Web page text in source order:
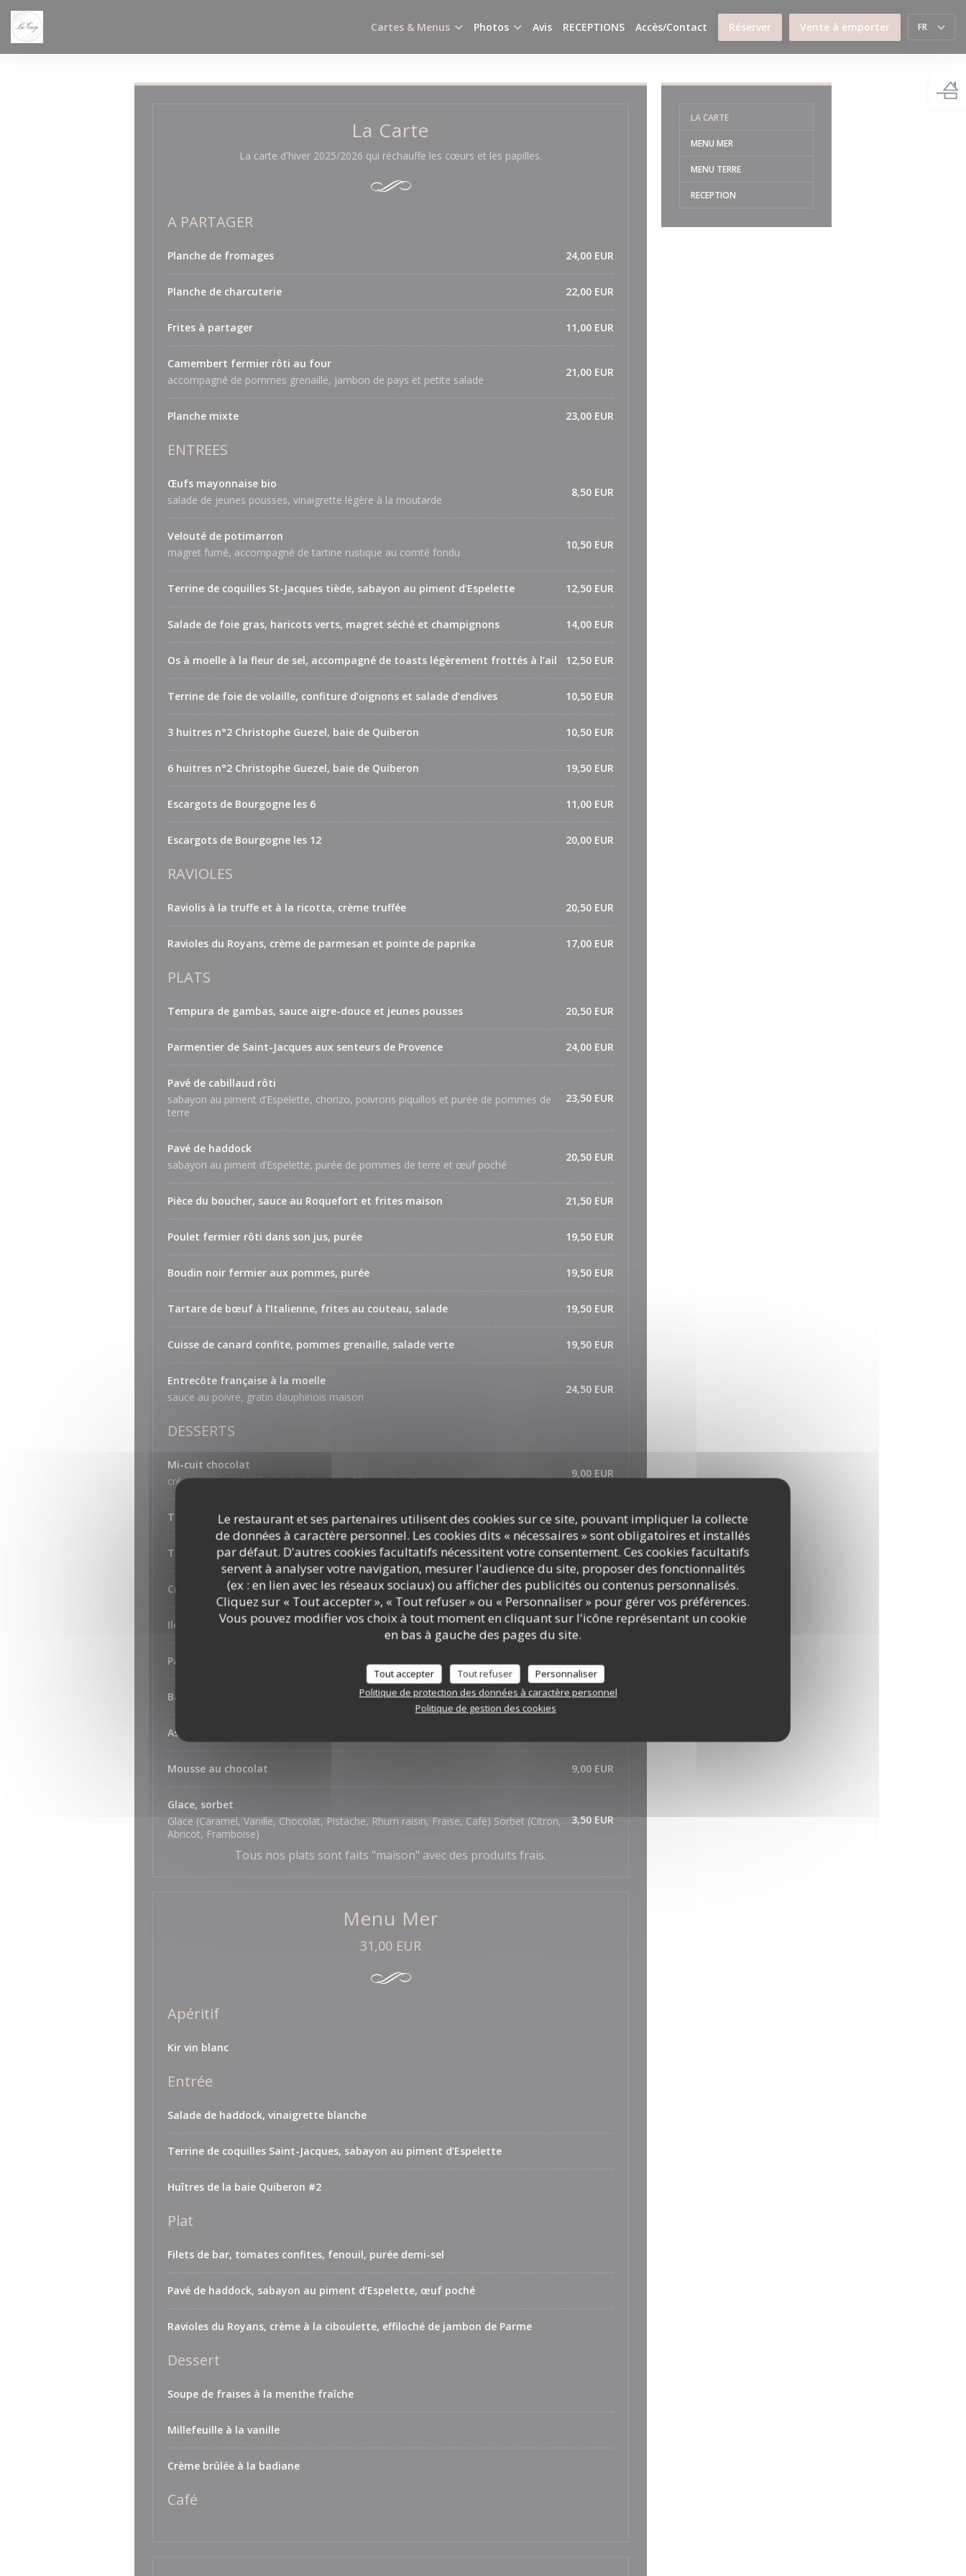
Personnalisation de vos choix en matière de cookies
Le restaurant et ses partenaires utilisent des cookies sur ce site, pouvant impliquer la collecte
de données à caractère personnel. Les cookies dits « nécessaires » sont obligatoires et installés
par défaut. D'autres cookies facultatifs nécessitent votre consentement. Ces cookies facultatifs
servent à analyser votre navigation, mesurer l'audience du site, proposer des fonctionnalités
(ex : en lien avec les réseaux sociaux) ou afficher des publicités ou contenus personnalisés.
Cliquez sur « Tout accepter », « Tout refuser » ou « Personnaliser » pour gérer vos préférences.
Vous pouvez modifier vos choix à tout moment en cliquant sur l'icône représentant un cookie
en bas à gauche des pages du site.
Tout accepter Tout refuser
Personnaliser
Politique de protection des données à caractère personnel
Politique de gestion des cookies
Cartes & Menus Photos Avis RECEPTIONS Accès/Contact Réserver Vente à emporter FR
La Carte
La carte d'hiver 2025/2026 qui réchauffe les cœurs et les papilles.
A PARTAGER
Planche de fromages 24,00 EUR
Planche de charcuterie 22,00 EUR
Frites à partager 11,00 EUR
Camembert fermier rôti au four
accompagné de pommes grenaille, jambon de pays et petite salade
21,00 EUR
Planche mixte 23,00 EUR
ENTREES
Œufs mayonnaise bio
salade de jeunes pousses, vinaigrette légère à la moutarde
8,50 EUR
Velouté de potimarron
magret fumé, accompagné de tartine rustique au comté fondu
10,50 EUR
Terrine de coquilles St-Jacques tiède, sabayon au piment d’Espelette 12,50 EUR
Salade de foie gras, haricots verts, magret séché et champignons 14,00 EUR
Os à moelle à la fleur de sel, accompagné de toasts légèrement frottés à l’ail 12,50 EUR
Terrine de foie de volaille, confiture d’oignons et salade d’endives 10,50 EUR
3 huitres n°2 Christophe Guezel, baie de Quiberon 10,50 EUR
6 huitres n°2 Christophe Guezel, baie de Quiberon 19,50 EUR
Escargots de Bourgogne les 6 11,00 EUR
Escargots de Bourgogne les 12 20,00 EUR
RAVIOLES
Raviolis à la truffe et à la ricotta, crème truffée 20,50 EUR
Ravioles du Royans, crème de parmesan et pointe de paprika 17,00 EUR
PLATS
Tempura de gambas, sauce aigre-douce et jeunes pousses 20,50 EUR
Parmentier de Saint-Jacques aux senteurs de Provence 24,00 EUR
Pavé de cabillaud rôti
sabayon au piment d’Espelette, chorizo, poivrons piquillos et purée de pommes de
terre
23,50 EUR
Pavé de haddock
sabayon au piment d’Espelette, purée de pommes de terre et œuf poché
20,50 EUR
Pièce du boucher, sauce au Roquefort et frites maison 21,50 EUR
Poulet fermier rôti dans son jus, purée 19,50 EUR
Boudin noir fermier aux pommes, purée 19,50 EUR
Tartare de bœuf à l’Italienne, frites au couteau, salade 19,50 EUR
Cuisse de canard confite, pommes grenaille, salade verte 19,50 EUR
Entrecôte française à la moelle
sauce au poivre, gratin dauphinois maison
24,50 EUR
DESSERTS
Mi-cuit chocolat
crème anglaise OU boule de glace (supplément de 1€)
9,00 EUR
Tarte aux pommes caramélisées et sa glace vanille 10,00 EUR
Tiramisu selon l'humeur du chef 9,00 EUR
Crème brulée à la vanille 9,00 EUR
Ile flottante aux pralines roses 9,00 EUR
Pain perdu, sauce caramel et glace au caramel
Baba au rhum 10,00 EUR
Assiette de fromages
Mousse au chocolat 9,00 EUR
Glace, sorbet
Glace (Caramel, Vanille, Chocolat, Pistache, Rhum raisin, Fraise, Café) Sorbet (Citron,
Abricot, Framboise)
3,50 EUR
Tous nos plats sont faits "maison" avec des produits frais.
Menu Mer
31,00 EUR
Apéritif
Kir vin blanc
Entrée
Salade de haddock, vinaigrette blanche
Terrine de coquilles Saint-Jacques, sabayon au piment d’Espelette
Huîtres de la baie Quiberon #2
Plat
Filets de bar, tomates confites, fenouil, purée demi-sel
Pavé de haddock, sabayon au piment d’Espelette, œuf poché
Ravioles du Royans, crème à la ciboulette, effiloché de jambon de Parme
Dessert
Soupe de fraises à la menthe fraîche
Millefeuille à la vanille
Crème brûlée à la badiane
Café
LA CARTE
MENU MER
MENU TERRE
RECEPTION